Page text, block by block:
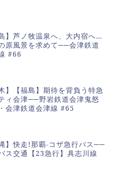
】芦ノ牧温泉へ、大内宿へ…
原風景を求めて──会津鉄道
#66
】【福島】期待を背負う特急
ィ会津──野岩鉄道会津鬼怒
会津鉄道会津線 #65
縄】快走!那覇-コザ急行バス──
ス交通【23急行】具志川線